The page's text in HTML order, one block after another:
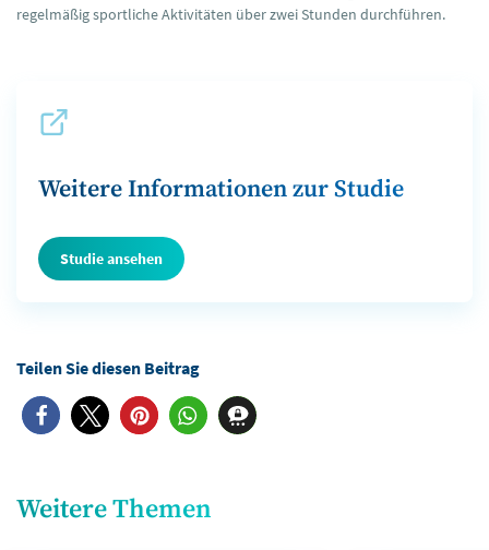
regelmäßig sportliche Aktivitäten über zwei Stunden durchführen.
Weitere Informationen zur Studie
Studie ansehen
Weitere Themen